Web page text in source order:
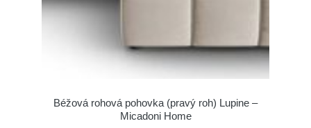
Béžová rohová pohovka (pravý roh) Lupine –
Micadoni Home